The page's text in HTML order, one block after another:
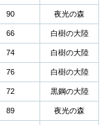
90 夜光の森
66 白樹の大陸
74 白樹の大陸
76 白樹の大陸
72 黒鋼の大陸
89 夜光の森